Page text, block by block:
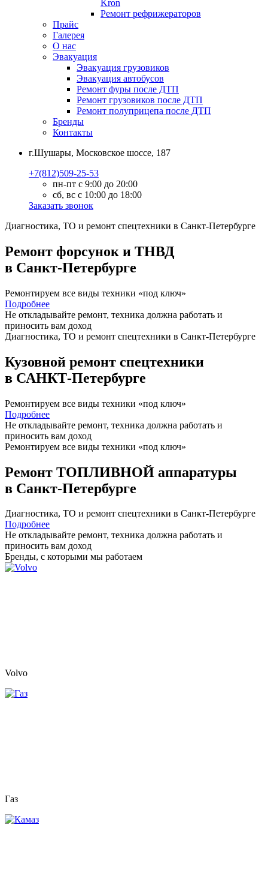
Kron
Ремонт рефрижераторов
Прайс
Галерея
О нас
Эвакуация
Эвакуация грузовиков
Эвакуация автобусов
Ремонт фуры после ДТП
Ремонт грузовиков после ДТП
Ремонт полуприцепа после ДТП
Бренды
Контакты
г.Шушары, Московское шоссе, 187
+7(812)509-25-53
пн-пт с 9:00 до 20:00
сб, вс с 10:00 до 18:00
Заказать звонок
Диагностика, ТО и ремонт спецтехники в Санкт-Петербурге
Ремонт форсунок и ТНВД
в Санкт-Петербурге
Ремонтируем все виды техники «под ключ»
Подробнее
Не откладывайте ремонт, техника должна работать и
приносить вам доход
Диагностика, ТО и ремонт спецтехники в Санкт-Петербурге
Кузовной ремонт спецтехники
в САНКТ-Петербурге
Ремонтируем все виды техники «под ключ»
Подробнее
Не откладывайте ремонт, техника должна работать и
приносить вам доход
Ремонтируем все виды техники «под ключ»
Ремонт ТОПЛИВНОЙ аппаратуры
в Санкт-Петербурге
Диагностика, ТО и ремонт спецтехники в Санкт-Петербурге
Подробнее
Не откладывайте ремонт, техника должна работать и
приносить вам доход
Бренды, с которыми мы работаем
Volvo
Газ